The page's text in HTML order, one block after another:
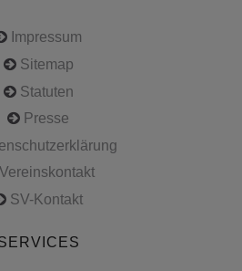
Impressum
Sitemap
Statuten
Presse
Vereinskontakt
SV-Kontakt